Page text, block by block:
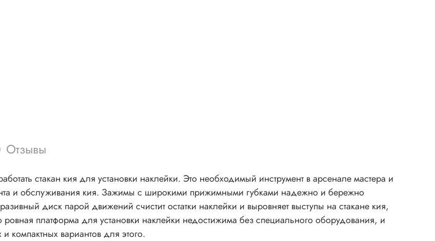
Отзывы
стакан кия для установки наклейки. Это необходимый инструмент в арсенале мастера и
и обслуживания кия. Зажимы с широкими прижимными губками надежно и бережно
диск парой движений счистит остатки наклейки и выровняет выступы на стакане кия,
компактных вариантов для этого.